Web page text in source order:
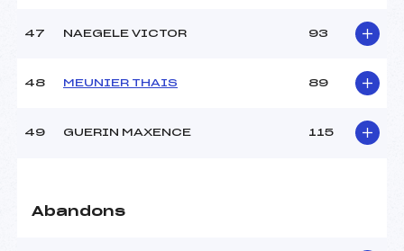
47 NAEGELE VICTOR 93
48 MEUNIER THAIS 89
49 GUERIN MAXENCE 115
Abandons